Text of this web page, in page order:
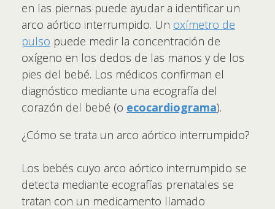
en las piernas puede ayudar a identificar un
arco aórtico interrumpido. Un oxímetro de
pulso puede medir la concentración de
oxígeno en los dedos de las manos y de los
pies del bebé. Los médicos confirman el
diagnóstico mediante una ecografía del
corazón del bebé (o ecocardiograma).
¿Cómo se trata un arco aórtico interrumpido?
Los bebés cuyo arco aórtico interrumpido se
detecta mediante ecografías prenatales se
tratan con un medicamento llamado